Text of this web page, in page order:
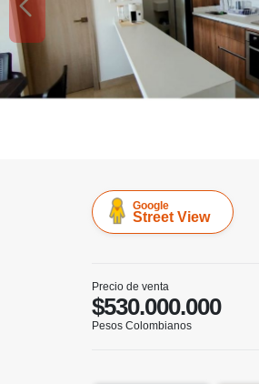
Google
Street View
Precio de venta
$530.000.000
Pesos Colombianos